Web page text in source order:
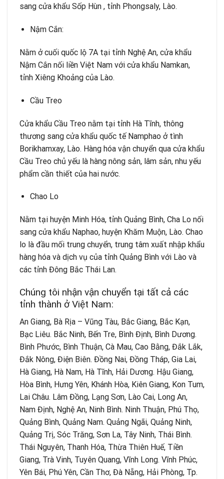
sang cửa khẩu Sốp Hùn , tỉnh Phongsaly, Lào.
Nậm Cắn:
Nằm ở cuối quốc lộ 7A tại tỉnh Nghệ An, cửa khẩu
Nậm Cắn nối liền Việt Nam với cửa khẩu Namkan,
tỉnh Xiêng Khoảng của Lào.
Cầu Treo
Cửa khẩu Cầu Treo nằm tại tỉnh Hà Tĩnh, thông
thương sang cửa khẩu quốc tế Namphao ở tình
Borikhamxay, Lào. Hàng hóa vận chuyển qua cửa khẩu
Cầu Treo chủ yếu là hàng nông sản, lâm sản, nhu yếu
phẩm cần thiết của hai nước.
Chao Lo
Nằm tại huyện Minh Hóa, tỉnh Quảng Bình, Cha Lo nối
sang cửa khẩu Naphao, huyện Khăm Muộn, Lào. Chao
lo là đầu mối trung chuyển, trung tâm xuất nhập khẩu
hàng hóa và dịch vụ của tỉnh Quảng Bình với Lào và
các tỉnh Đông Bắc Thái Lan.
Chúng tôi nhận vận chuyển tại tất cả các
tỉnh thành ở Việt Nam:
An Giang, Bà Rịa – Vũng Tàu, Bắc Giang, Bắc Kạn,
Bạc Liêu. Bắc Ninh, Bến Tre, Bình Định, Bình Dương.
Bình Phước, Bình Thuận, Cà Mau, Cao Bằng, Đắk Lắk,
Đắk Nông, Điện Biên. Đồng Nai, Đồng Tháp, Gia Lai,
Hà Giang, Hà Nam, Hà Tĩnh, Hải Dương. Hậu Giang,
Hòa Bình, Hưng Yên, Khánh Hòa, Kiên Giang, Kon Tum,
Lai Châu. Lâm Đồng, Lạng Sơn, Lào Cai, Long An,
Nam Định, Nghệ An, Ninh Bình. Ninh Thuận, Phú Thọ,
Quảng Bình, Quảng Nam. Quảng Ngãi, Quảng Ninh,
Quảng Trị, Sóc Trăng, Sơn La, Tây Ninh, Thái Bình.
Thái Nguyên, Thanh Hóa, Thừa Thiên Huế, Tiền
Giang, Trà Vinh, Tuyên Quang, Vĩnh Long. Vĩnh Phúc,
Yên Bái, Phú Yên, Cần Thơ, Đà Nẵng, Hải Phòng, Tp.